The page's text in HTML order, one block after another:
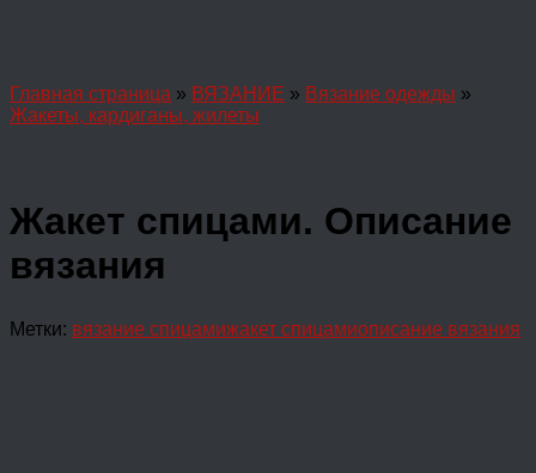
Главная страница » ВЯЗАНИЕ » Вязание одежды »
Жакеты, кардиганы, жилеты
Жакет спицами. Описание
вязания
Метки: вязание спицамижакет спицамиописание вязания